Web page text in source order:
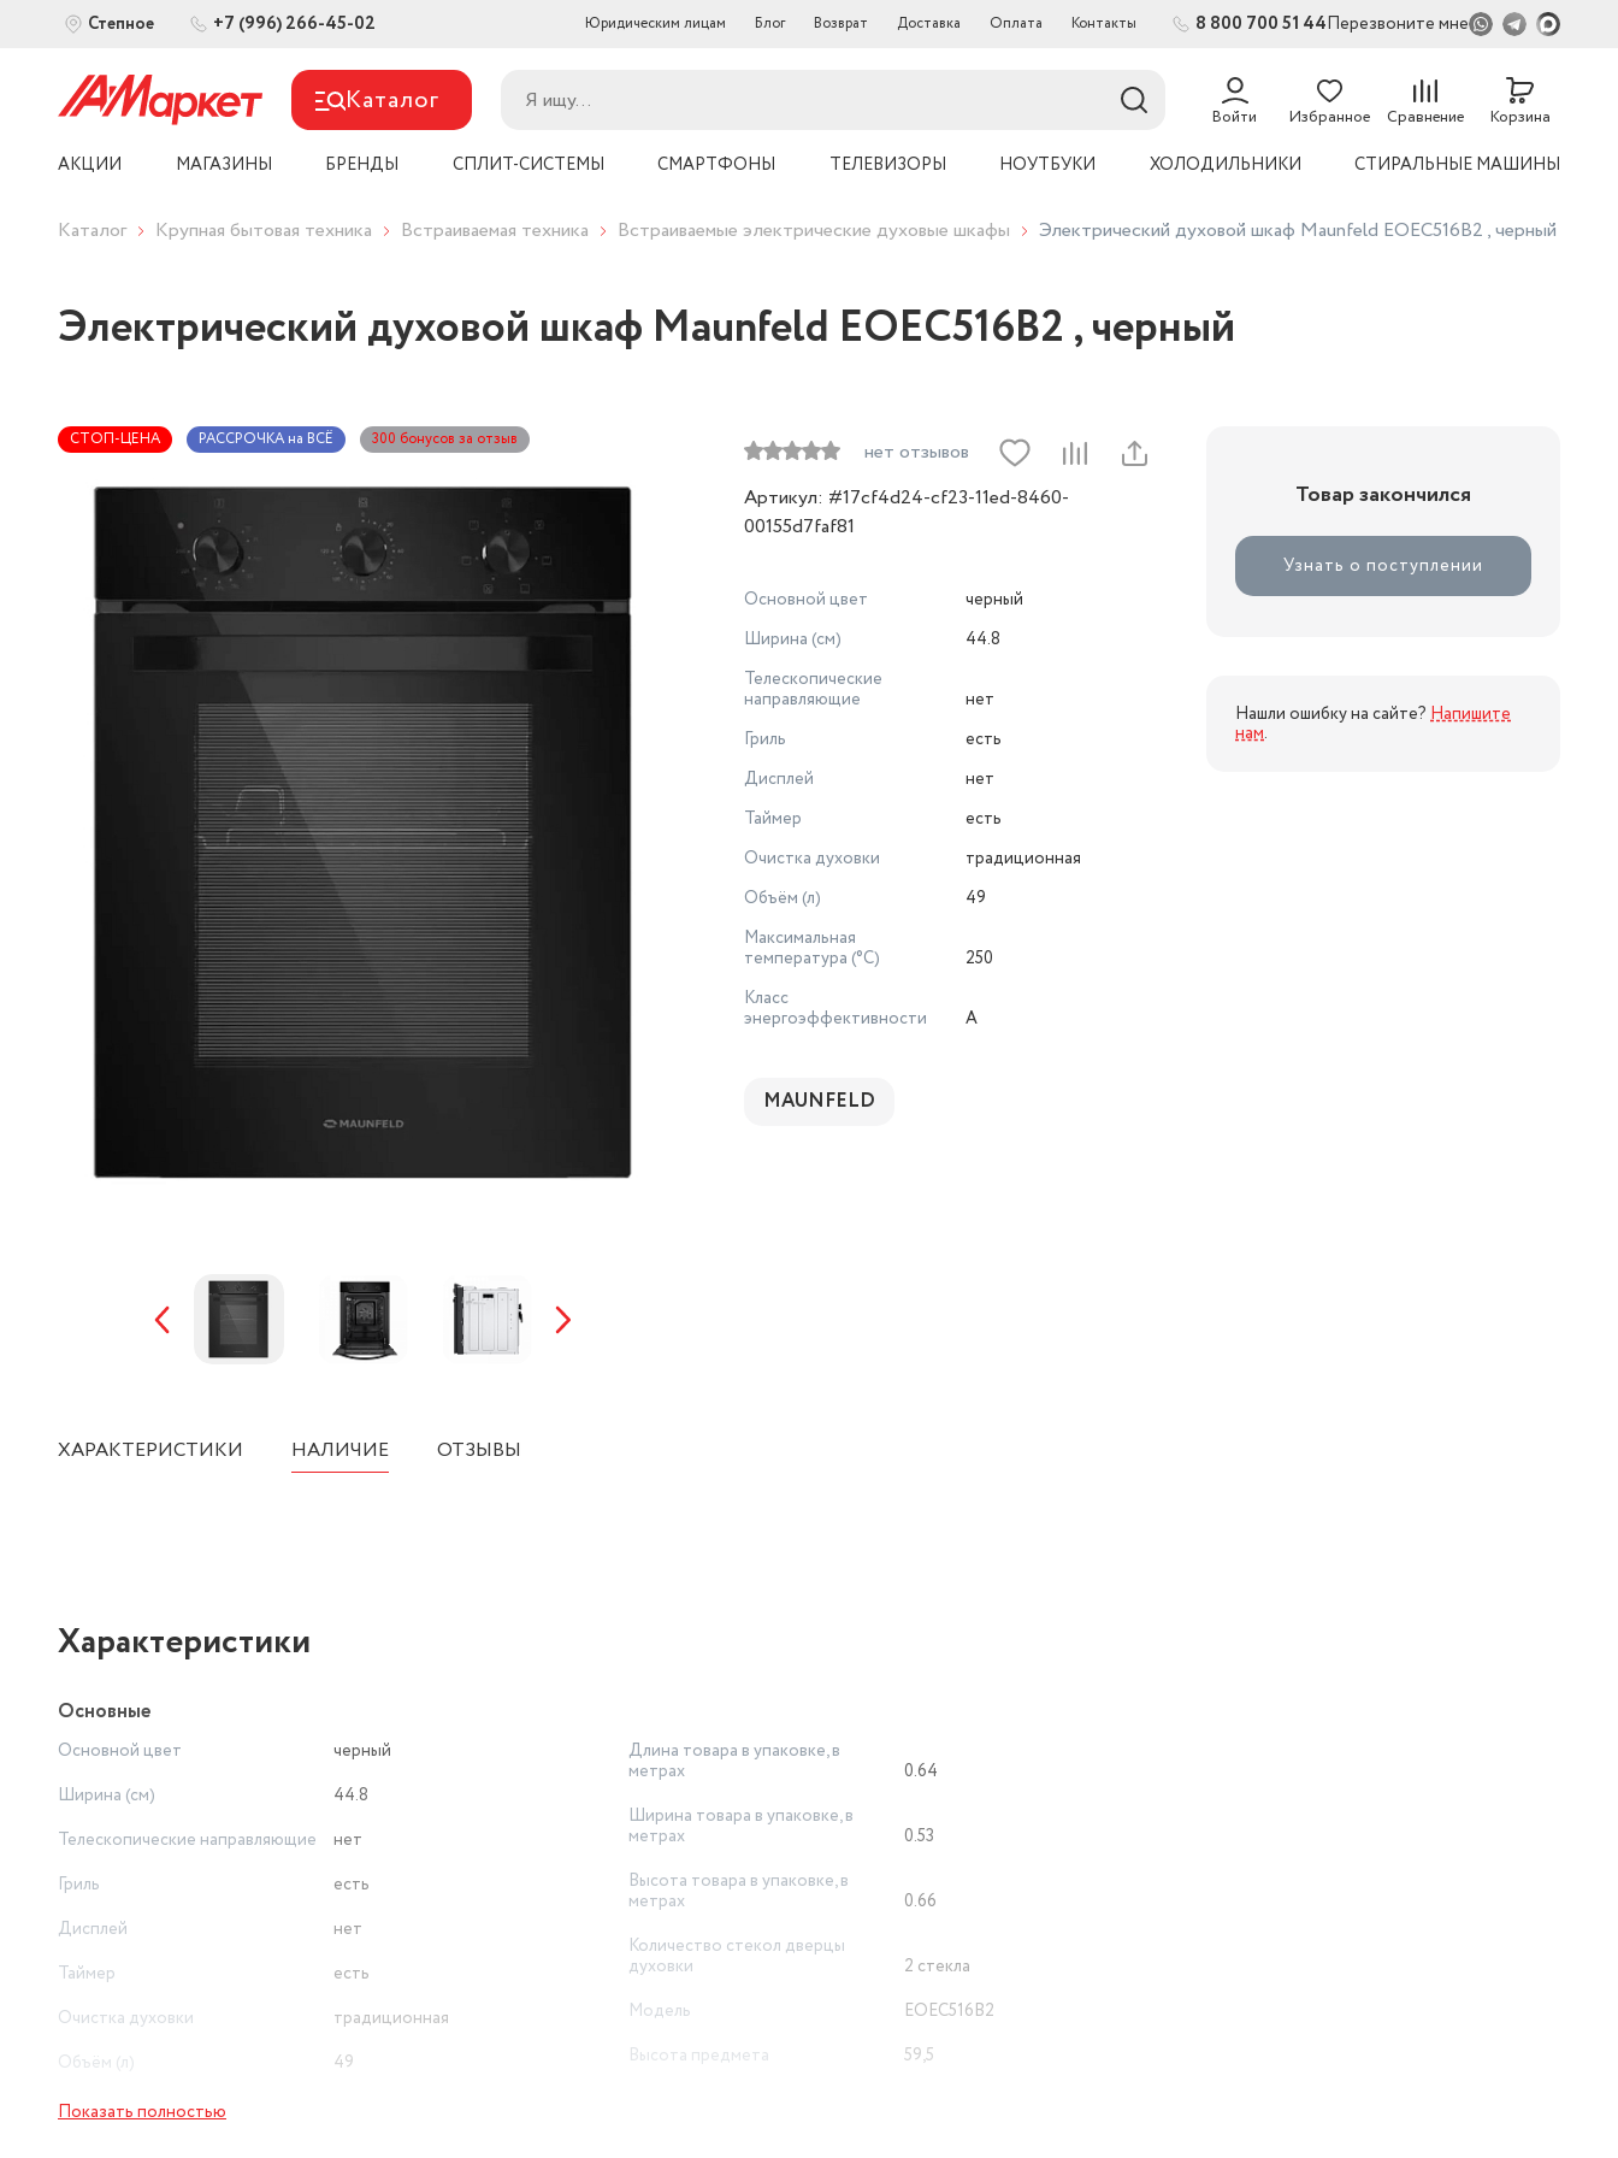
Степное +7 (996) 266-45-02 Юридическим лицам Блог Возврат Доставка Оплата Контакты 8 800 700 51 44Перезвоните мне
Каталог Войти Избранное Сравнение
54
Корзина
АКЦИИ МАГАЗИНЫ БРЕНДЫ СПЛИТ-СИСТЕМЫ СМАРТФОНЫ ТЕЛЕВИЗОРЫ НОУТБУКИ ХОЛОДИЛЬНИКИ СТИРАЛЬНЫЕ МАШИНЫ
Каталог Крупная бытовая техника Встраиваемая техника Встраиваемые электрические духовые шкафы Электрический духовой шкаф Maunfeld EOEC516B2 , черный
Электрический духовой шкаф Maunfeld EOEC516B2 , черный
СТОП-ЦЕНА РАССРОЧКА на ВСЁ 300 бонусов за отзыв
нет отзывов
Артикул: #17cf4d24-cf23-11ed-8460-
00155d7faf81
Основной цвет
черный
Ширина (см)
44.8
Телескопические
направляющие
нет
Гриль
есть
Дисплей
нет
Таймер
есть
Очистка духовки
традиционная
Объём (л)
49
Максимальная
температура (°С)
250
Класс
энергоэффективности
A
MAUNFELD
Товар закончился
Узнать о поступлении
Нашли ошибку на сайте? Напишите
нам.
ХАРАКТЕРИСТИКИ НАЛИЧИЕ ОТЗЫВЫ
Характеристики
Основные
Основной цвет
черный
Ширина (см)
44.8
Телескопические направляющие
нет
Гриль
есть
Дисплей
нет
Таймер
есть
Очистка духовки
традиционная
Объём (л)
49
Максимальная температура (°С)
Длина товара в упаковке, в
метрах
0.64
Ширина товара в упаковке, в
метрах
0.53
Высота товара в упаковке, в
метрах
0.66
Количество стекол дверцы
духовки
2 стекла
Модель
EOEC516B2
Высота предмета
59,5
Показать полностью